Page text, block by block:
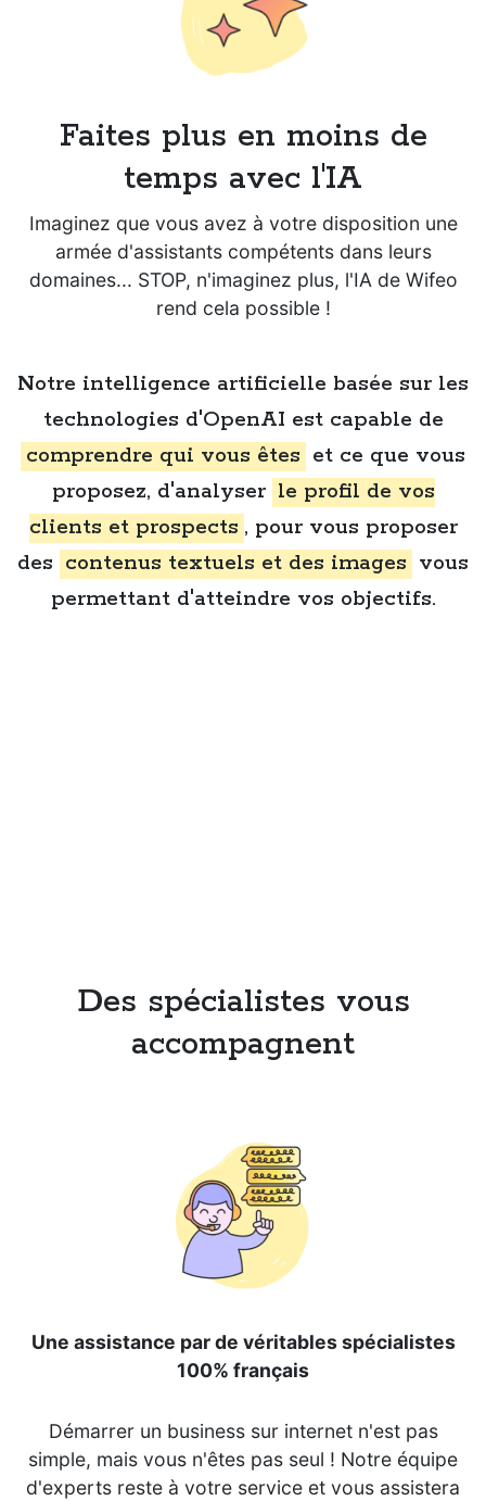
Faites plus en moins de
temps avec l'IA
Imaginez que vous avez à votre disposition une
armée d'assistants compétents dans leurs
domaines... STOP, n'imaginez plus, l'IA de Wifeo
rend cela possible !
Notre intelligence artificielle basée sur les
technologies d'OpenAI est capable de
comprendre qui vous êtes et ce que vous
proposez, d'analyser le profil de vos
clients et prospects , pour vous proposer
des contenus textuels et des images vous
permettant d'atteindre vos objectifs.
Des spécialistes vous
accompagnent
Une assistance par de véritables spécialistes
100% français
Démarrer un business sur internet n'est pas
simple, mais vous n'êtes pas seul ! Notre équipe
d'experts reste à votre service et vous assistera